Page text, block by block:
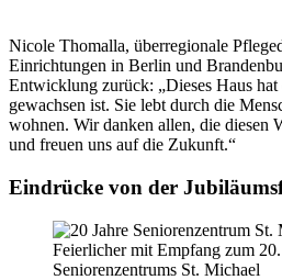
Nicole Thomalla, überregionale
Einrichtungen in Berlin und
Entwicklung zurück: „Dieses Haus hat
gewachsen ist. Sie lebt durch die
wohnen. Wir danken allen, die diesen
und freuen uns auf die Zukunft.“
Eindrücke von der
Feierlicher mit Empfang zum
Seniorenzentrums St. Michael